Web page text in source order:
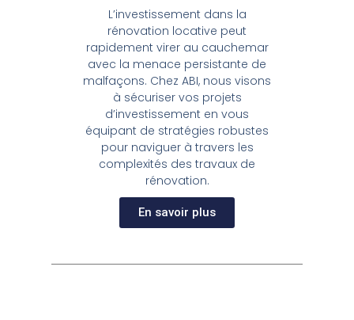
L’investissement dans la
rénovation locative peut
rapidement virer au cauchemar
avec la menace persistante de
malfaçons. Chez ABI, nous visons
à sécuriser vos projets
d’investissement en vous
équipant de stratégies robustes
pour naviguer à travers les
complexités des travaux de
rénovation.
En savoir plus